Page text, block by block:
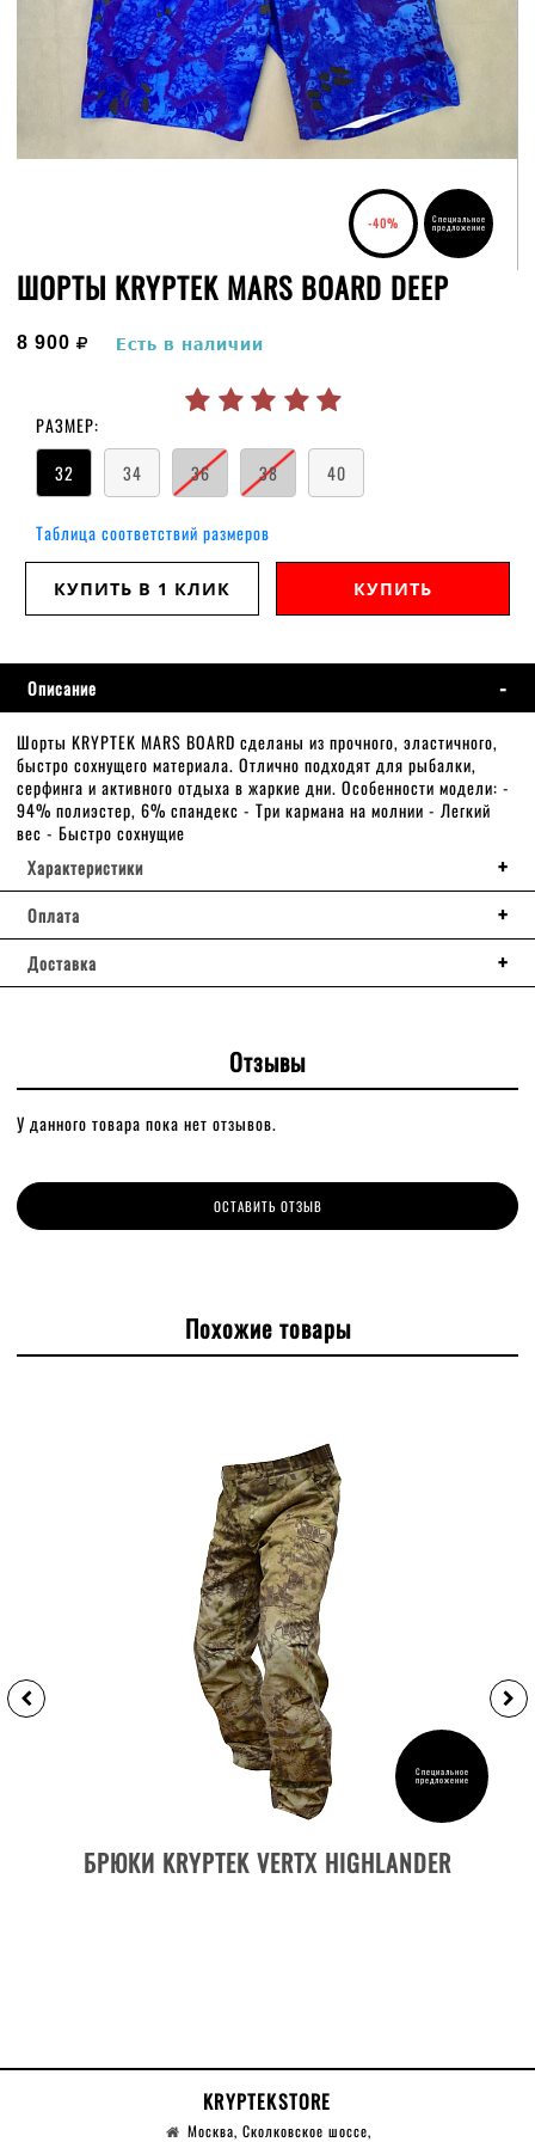
-40% Специальное
предложение
ШОРТЫ KRYPTEK MARS BOARD DEEP
8 900 руб.
Есть в наличии
РАЗМЕР:
32
34 36 38 40
Таблица соответствий размеров
КУПИТЬ В 1 КЛИК КУПИТЬ
Описание
Шорты KRYPTEK MARS BOARD сделаны из прочного, эластичного,
быстро сохнущего материала. Отлично подходят для рыбалки,
серфинга и активного отдыха в жаркие дни. Особенности модели: -
94% полиэстер, 6% спандекс - Три кармана на молнии - Легкий
вес - Быстро сохнущие
Характеристики
Оплата
Доставка
Отзывы
У данного товара пока нет отзывов.
ОСТАВИТЬ ОТЗЫВ
Похожие товары
Специальное
предложение
БРЮКИ KRYPTEK VERTX HIGHLANDER
KRYPTEKSTORE
Москва, Сколковское шоссе,